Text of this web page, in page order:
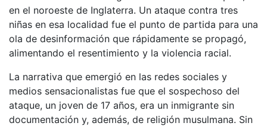
en el noroeste de Inglaterra. Un ataque contra tres
niñas en esa localidad fue el punto de partida para una
ola de desinformación que rápidamente se propagó,
alimentando el resentimiento y la violencia racial.
La narrativa que emergió en las redes sociales y
medios sensacionalistas fue que el sospechoso del
ataque, un joven de 17 años, era un inmigrante sin
documentación y, además, de religión musulmana. Sin